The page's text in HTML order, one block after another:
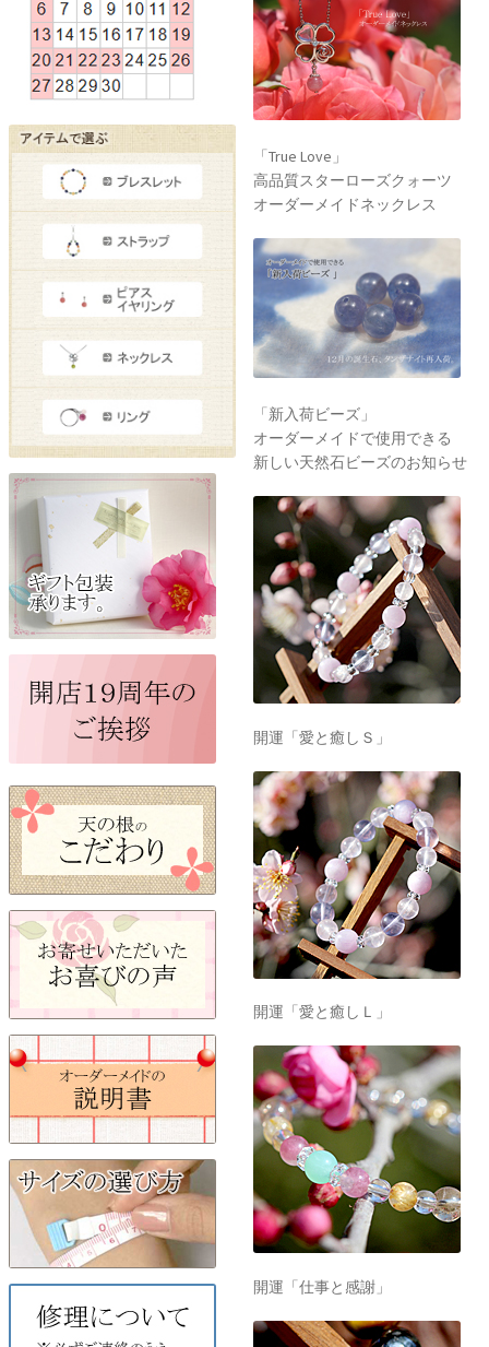
「True Love」
高品質スターローズクォーツ
オーダーメイドネックレス
「新入荷ビーズ」
オーダーメイドで使用できる
新しい天然石ビーズのお知らせ
開運「愛と癒しＳ」
開運「愛と癒しＬ」
開運「仕事と感謝」